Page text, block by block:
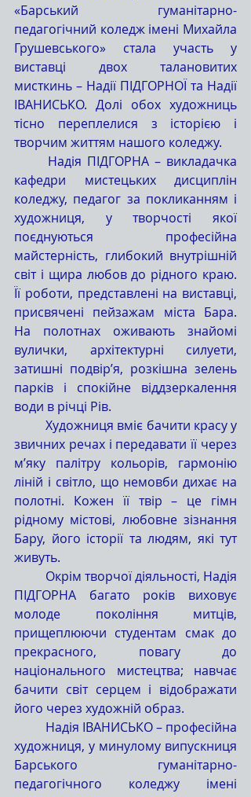
«Барський гуманітарно-
педагогічний коледж імені Михайла
Грушевського» стала участь у
виставці двох талановитих
мисткинь – Надії ПІДГОРНОЇ та Надії
ІВАНИСЬКО. Долі обох художниць
тісно переплелися з історією і
творчим життям нашого коледжу.
кафедри мистецьких дисциплін
коледжу, педагог за покликанням і
художниця, у творчості якої
поєднуються професійна
майстерність, глибокий внутрішній
світ і щира любов до рідного краю.
Її роботи, представлені на виставці,
присвячені пейзажам міста Бара.
На полотнах оживають знайомі
вулички, архітектурні силуети,
затишні подвір’я, розкішна зелень
парків і спокійне віддзеркалення
води в річці Рів.
	Художниця вміє бачити красу у
звичних речах і передавати її через
м’яку палітру кольорів, гармонію
ліній і світло, що немовби дихає на
полотні. Кожен її твір – це гімн
рідному містові, любовне зізнання
Бару, його історії та людям, які тут
живуть.
ПІДГОРНА багато років виховує
молоде покоління митців,
прищеплюючи студентам смак до
прекрасного, повагу до
національного мистецтва; навчає
бачити світ серцем і відображати
його через художній образ.
художниця, у минулому випускниця
Барського гуманітарно-
педагогічного коледжу імені